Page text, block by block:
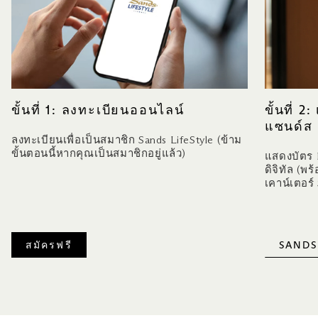
ขั้นที่ 1: ลงทะเบียนออนไลน์
ลงทะเบียนเพื่อเป็นสมาชิก Sands LifeStyle (ข้าม
ขั้นตอนนี้หากคุณเป็นสมาชิกอยู่แล้ว)
สมัครฟรี
ขั้นที่ 2:
แซนด์ส
แสดงบัตร
ดิจิทัล (พร้
เคาน์เตอร์